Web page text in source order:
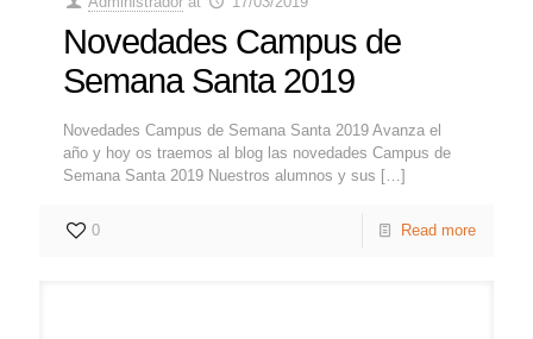
Novedades Campus de
Semana Santa 2019
Novedades Campus de Semana Santa 2019 Avanza el
año y hoy os traemos al blog las novedades Campus de
Semana Santa 2019 Nuestros alumnos y sus […]
0 Read more